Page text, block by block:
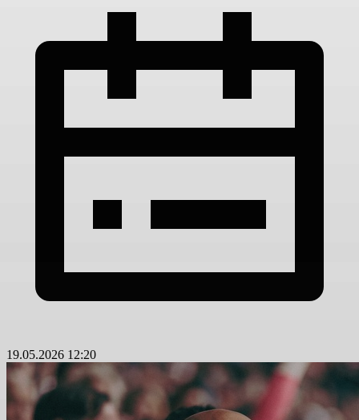
19.05.2026 12:20